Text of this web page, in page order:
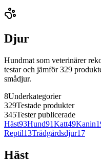
Djur
Hundmat som veterinärer
testar och jämför 329
smådjur.
8Underkategorier
329Testade produkter
345Tester publicerade
Häst93Hund91Katt49Kanin
Reptil13Trädgårdsdjur17
Häst